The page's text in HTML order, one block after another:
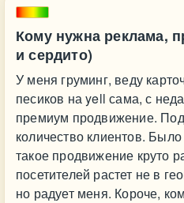
Кому нужна реклама,
и сердито)
У меня груминг, веду
песиков на yell сама, с
премиум продвижение.
количество клиентов.
такое продвижение круто
посетителей растет не в
но радует меня. Короче,